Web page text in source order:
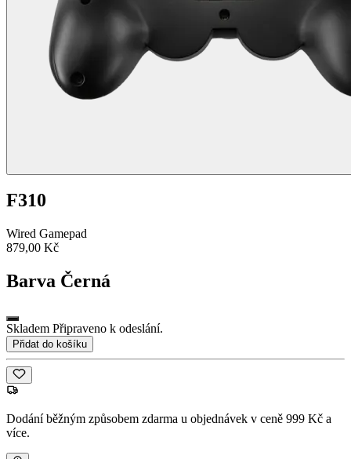
F310
Wired Gamepad
879,00 Kč
Barva Černá
Skladem Připraveno k odeslání.
Přidat do košíku
Dodání běžným způsobem zdarma u objednávek v ceně 999 Kč a
více.